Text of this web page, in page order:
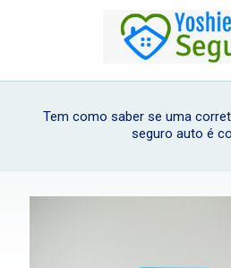
Tem como saber se uma
seguro auto é